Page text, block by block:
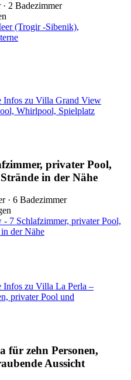
2 Badezimmer
(Trogir -Sibenik),
Infos zu Villa Grand View
Whirlpool, Spielplatz
privater Pool,
in der Nähe
· 6 Badezimmer
7 Schlafzimmer, privater Pool,
der Nähe
Infos zu Villa La Perla –
privater Pool und
für zehn Personen,
Aussicht